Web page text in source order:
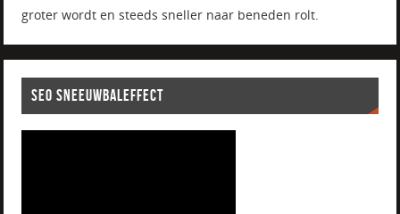
groter wordt en steeds sneller naar beneden rolt.
SEO SNEEUWBALEFFECT